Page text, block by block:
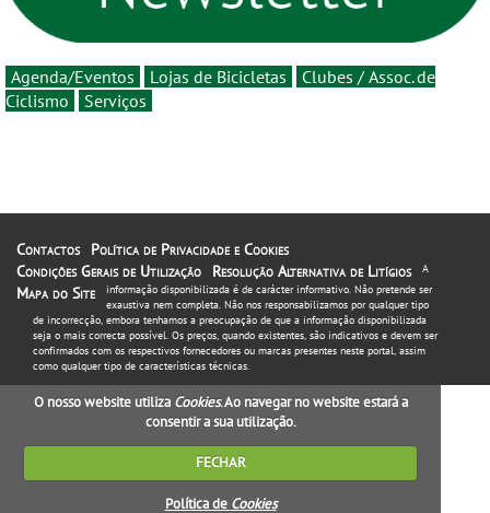
Agenda/Eventos Lojas de Bicicletas
Clubes / Assoc. de
Ciclismo
Serviços
Contactos
Política de Privacidade e Cookies
Condições Gerais de Utilização
Resolução Alternativa de Litígios
Mapa do Site
A
informação disponibilizada é de carácter informativo. Não pretende ser
exaustiva nem completa. Não nos responsabilizamos por qualquer tipo
de incorrecção, embora tenhamos a preocupação de que a informação disponibilizada
seja o mais correcta possível. Os preços, quando existentes, são indicativos e devem ser
confirmados com os respectivos fornecedores ou marcas presentes neste portal, assim
como qualquer tipo de características técnicas.
O nosso website utiliza Cookies. Ao navegar no website estará a
consentir a sua utilização.
FECHAR
Política de Cookies